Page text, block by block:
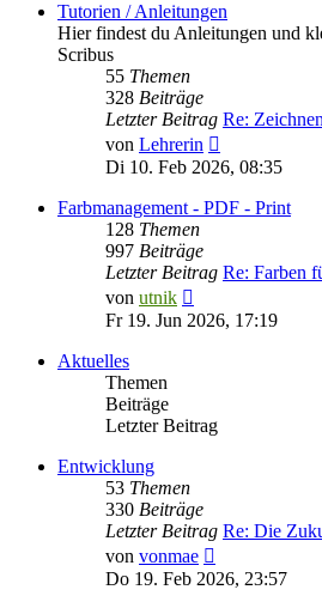
Tutorien / Anleitungen
Hier findest du Anleitungen und
Scribus
55 Themen
328 Beiträge
Letzter Beitrag Re:
von Lehrerin
Beitrag
Di 10. Feb 2026, 08:35
Farbmanagement - PDF - Print
128 Themen
997 Beiträge
Letzter Beitrag Re: Farben
von utnik
Beitrag
Fr 19. Jun 2026, 17:19
Aktuelles
Themen
Beiträge
Letzter Beitrag
Entwicklung
53 Themen
330 Beiträge
Letzter Beitrag Re: Die
von vonmae
Beitrag
Do 19. Feb 2026, 23:57